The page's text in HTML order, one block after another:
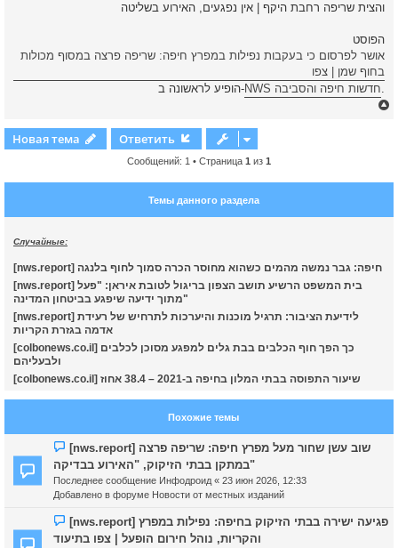
והצית שריפה רחבת היקף | אין נפגעים, האירוע בשליטה
הפוסט
אושר לפרסום כי בעקבות נפילות במפרץ חיפה: שריפה פרצה במסוף מכולות
בחוף שמן | צפו
הופיע לראשונה ב-
NWS חדשות חיפה והסביבה.
т
с
Новая тема Ответить
Сообщений: 1 • Страница 1 из 1
Темы данного раздела
Случайные:
[nws.report] חיפה: גבר נמשה מהמים כשהוא מחוסר הכרה סמוך לחוף בלנגה
[nws.report] בית המשפט הרשיע תושב הצפון בריגול לטובת איראן: "פעל
מתוך ידיעה שיפגע בביטחון המדינה"
[nws.report] לידיעת הציבור: תרגיל מוכנות והיערכות לתרחיש של רעידת
אדמה בגזרת הקריות
[colbonews.co.il] כך הפך חוף הכלבים בבת גלים למפגע מסוכן לכלבים
ולבעליהם
[colbonews.co.il] שיעור התפוסה בבתי המלון בחיפה ב-2021 – 38.4 אחוז
Похожие темы
Н
о
с
о
о
[nws.report] שוב עשן שחור מעל מפרץ חיפה: שריפה פרצה
במתקן בבתי הזיקוק, "האירוע בבדיקה"
Последнее сообщение Инфодроид « 23 июн 2026, 12:33
Добавлено в форуме Новости от местных изданий
Н
о
[nws.report] פגיעה ישירה בבתי הזיקוק בחיפה: נפילות במפרץ
והקריות, נוהל חירום הופעל | צפו בתיעוד